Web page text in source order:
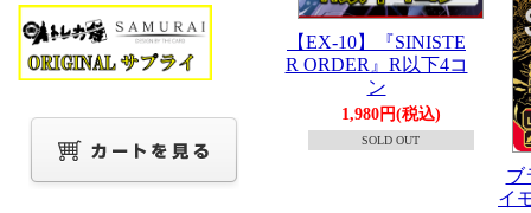
【EX-10】『SINISTE
R ORDER』R以下4コ
ン
1,980円(税込)
SOLD OUT
ブ
イ